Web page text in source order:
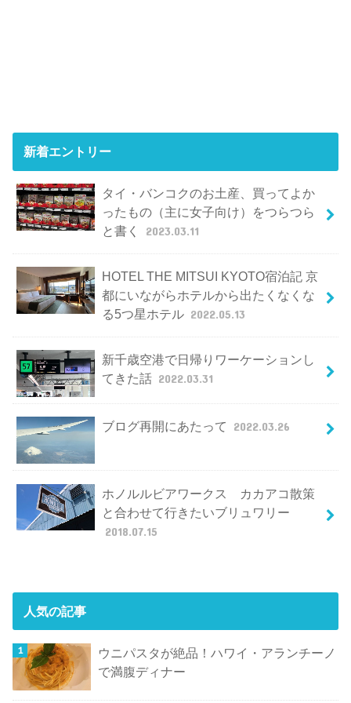
新着エントリー
タイ・バンコクのお土産、買ってよか
ったもの（主に女子向け）をつらつら
と書く
2023.03.11
HOTEL THE MITSUI KYOTO宿泊記 京
都にいながらホテルから出たくなくな
る5つ星ホテル 2022.05.13
新千歳空港で日帰りワーケーションし
てきた話 2022.03.31
ブログ再開にあたって 2022.03.26
ホノルルビアワークス カカアコ散策
と合わせて行きたいブリュワリー
2018.07.15
人気の記事
ウニパスタが絶品！ハワイ・アランチーノ
で満腹ディナー